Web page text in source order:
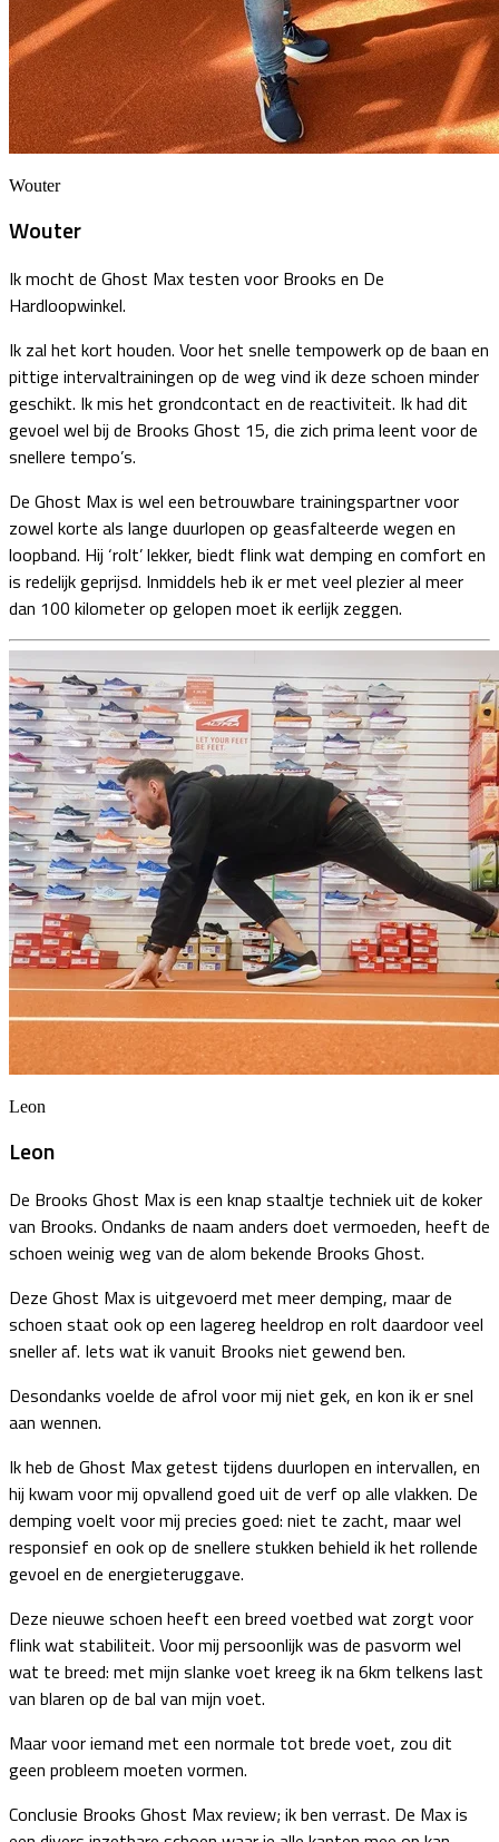
Wouter
Wouter
Ik mocht de Ghost Max testen voor Brooks en De
Hardloopwinkel.
Ik zal het kort houden. Voor het snelle tempowerk op de baan en
pittige intervaltrainingen op de weg vind ik deze schoen minder
geschikt. Ik mis het grondcontact en de reactiviteit. Ik had dit
gevoel wel bij de Brooks Ghost 15, die zich prima leent voor de
snellere tempo’s.
De Ghost Max is wel een betrouwbare trainingspartner voor
zowel korte als lange duurlopen op geasfalteerde wegen en
loopband. Hij ‘rolt’ lekker, biedt flink wat demping en comfort en
is redelijk geprijsd. Inmiddels heb ik er met veel plezier al meer
dan 100 kilometer op gelopen moet ik eerlijk zeggen.
Leon
Leon
De Brooks Ghost Max is een knap staaltje techniek uit de koker
van Brooks. Ondanks de naam anders doet vermoeden, heeft de
schoen weinig weg van de alom bekende Brooks Ghost.
Deze Ghost Max is uitgevoerd met meer demping, maar de
schoen staat ook op een lagereg heeldrop en rolt daardoor veel
sneller af. Iets wat ik vanuit Brooks niet gewend ben.
Desondanks voelde de afrol voor mij niet gek, en kon ik er snel
aan wennen.
Ik heb de Ghost Max getest tijdens duurlopen en intervallen, en
hij kwam voor mij opvallend goed uit de verf op alle vlakken. De
demping voelt voor mij precies goed: niet te zacht, maar wel
responsief en ook op de snellere stukken behield ik het rollende
gevoel en de energieteruggave.
Deze nieuwe schoen heeft een breed voetbed wat zorgt voor
flink wat stabiliteit. Voor mij persoonlijk was de pasvorm wel
wat te breed: met mijn slanke voet kreeg ik na 6km telkens last
van blaren op de bal van mijn voet.
Maar voor iemand met een normale tot brede voet, zou dit
geen probleem moeten vormen.
Conclusie Brooks Ghost Max review; ik ben verrast. De Max is